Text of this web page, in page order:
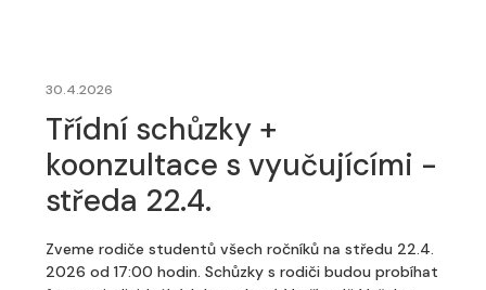
30.4.2026
Třídní schůzky +
koonzultace s vyučujícími -
středa 22.4.
Zveme rodiče studentů všech ročníků na středu 22.4.
2026 od 17:00 hodin. Schůzky s rodiči budou probíhat